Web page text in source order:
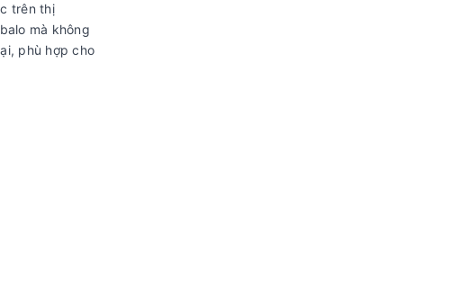
trên thị
mà không
phù hợp cho